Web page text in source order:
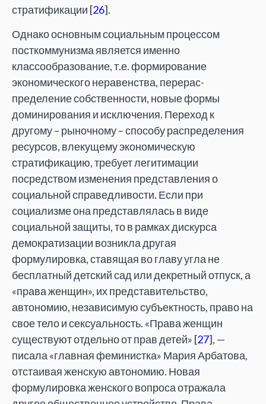
стратификации [26].
Однако основным социальным процессом
посткоммунизма является именно
классообразование, т.е. формирование
экономического неравенства, перерас­
пределение собственности, новые формы
доминирования и исключения. Переход к
другому – рыночному – способу распределения
ресурсов, влекущему экономическую
стратификацию, требует легитимации
посредством изменения представления о
социальной справедливости. Если при
социализме она пред­ставлялась в виде
социальной защиты, то в рамках дискурса
демократизации возникла другая
формулировка, ставящая во главу угла не
бесплатный детский сад или декретный отпуск, а
«права женщин», их представительство,
автономию, независимую субъектность, право на
свое тело и сексуальность. «Права женщин
существуют отдельно от прав детей» [27], —
писала «главная феминистка» Мария Арбатова,
отстаивая женскую автономию. Новая
формулировка женского вопроса отражала